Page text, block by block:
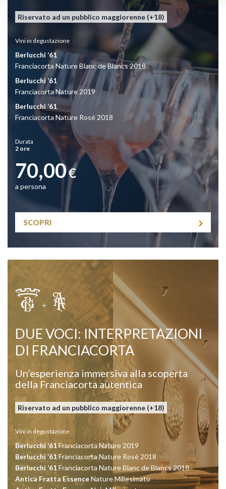
Riservato ad un pubblico maggiorenne (+18)
Viniin degustazione
Berlucchi ’61
Franciacorta Nature Blanc de Blancs 2018
Berlucchi ’61
Franciacorta Nature 2019
Berlucchi ’61
Franciacorta Nature Rosé 2018
Durata
2 ore
70,00€
a persona
SCOPRI
DUE VOCI: INTERPRETAZIONI
DI FRANCIACORTA
Un’esperienza immersiva alla scoperta
della Franciacorta autentica
Riservato ad un pubblico maggiorenne (+18)
Viniin degustazione
Berlucchi ’61Franciacorta Nature 2019
Berlucchi ’61Franciacorta Nature Rosé 2018
Berlucchi ’61Franciacorta Nature Blanc de Blancs 2018
Antica Fratta EssenceNature Millesimato